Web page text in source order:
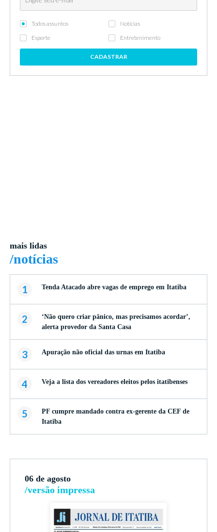
Todos assuntos
Notícias
Esporte
Entretenimento
CADASTRAR
mais lidas
/notícias
1 Tenda Atacado abre vagas de emprego em Itatiba
2
‘Não quero criar pânico, mas precisamos acordar’,
alerta provedor da Santa Casa
3 Apuração não oficial das urnas em Itatiba
4 Veja a lista dos vereadores eleitos pelos itatibenses
5
PF cumpre mandado contra ex-gerente da CEF de
Itatiba
06 de agosto
/versão impressa